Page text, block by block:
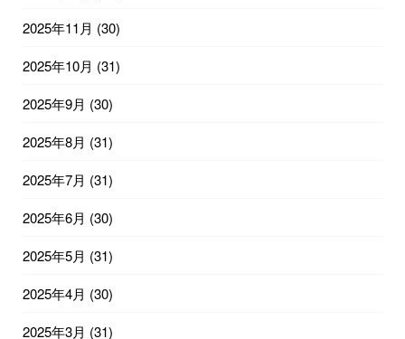
2025年11月 (30)
2025年10月 (31)
2025年9月 (30)
2025年8月 (31)
2025年7月 (31)
2025年6月 (30)
2025年5月 (31)
2025年4月 (30)
2025年3月 (31)